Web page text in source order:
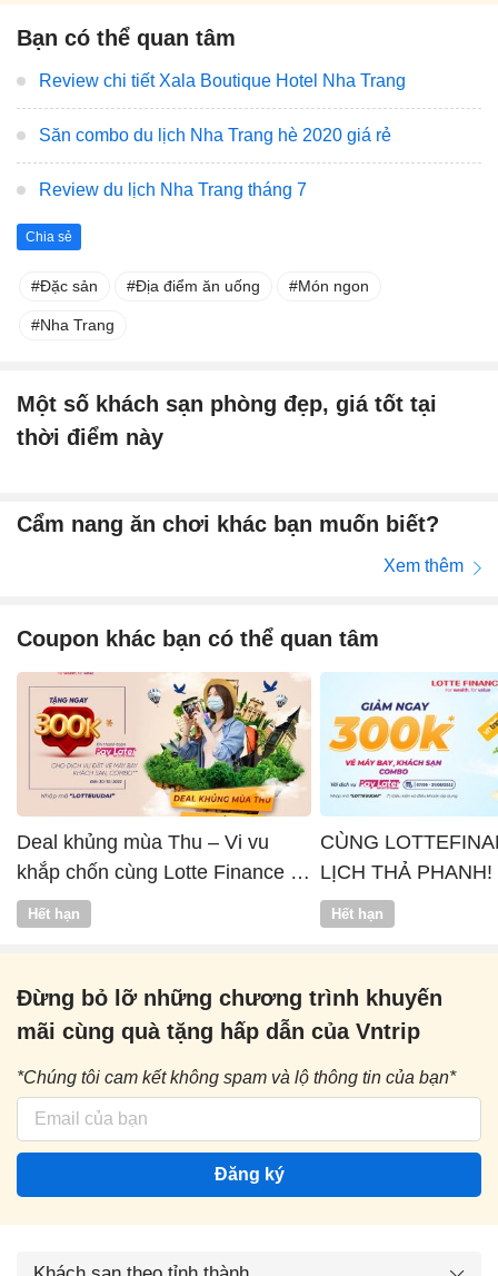
Bạn có thể quan tâm
Review chi tiết Xala Boutique Hotel Nha Trang
Săn combo du lịch Nha Trang hè 2020 giá rẻ
Review du lịch Nha Trang tháng 7
Chia sẻ
Đặc sản Địa điểm ăn uống Món ngon
Nha Trang
Một số khách sạn phòng đẹp, giá tốt tại
thời điểm này
Cẩm nang ăn chơi khác bạn muốn biết?
Xem thêm
Coupon khác bạn có thể quan tâm
Deal khủng mùa Thu – Vi vu
khắp chốn cùng Lotte Finance x
Vntrip
Hết hạn
CÙNG
LỊCH THẢ PHANH!
Hết hạn
Đừng bỏ lỡ những chương trình khuyến
mãi cùng quà tặng hấp dẫn của Vntrip
*Chúng tôi cam kết không spam và lộ thông tin của bạn*
Đăng ký